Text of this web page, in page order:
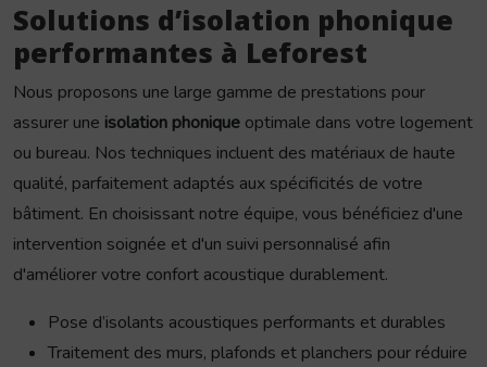
Solutions d’isolation phonique
performantes à Leforest
Nous proposons une large gamme de prestations pour
assurer une isolation phonique optimale dans votre logement
ou bureau. Nos techniques incluent des matériaux de haute
qualité, parfaitement adaptés aux spécificités de votre
bâtiment. En choisissant notre équipe, vous bénéficiez d'une
intervention soignée et d'un suivi personnalisé afin
d'améliorer votre confort acoustique durablement.
Pose d’isolants acoustiques performants et durables
Traitement des murs, plafonds et planchers pour réduire